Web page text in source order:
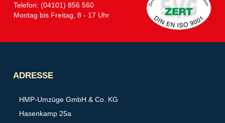
Telefon: (04101) 856 560
Montag bis Freitag, 8 - 17 Uhr
ADRESSE
HMP-Umzüge GmbH & Co. KG
Hasenkamp 25a